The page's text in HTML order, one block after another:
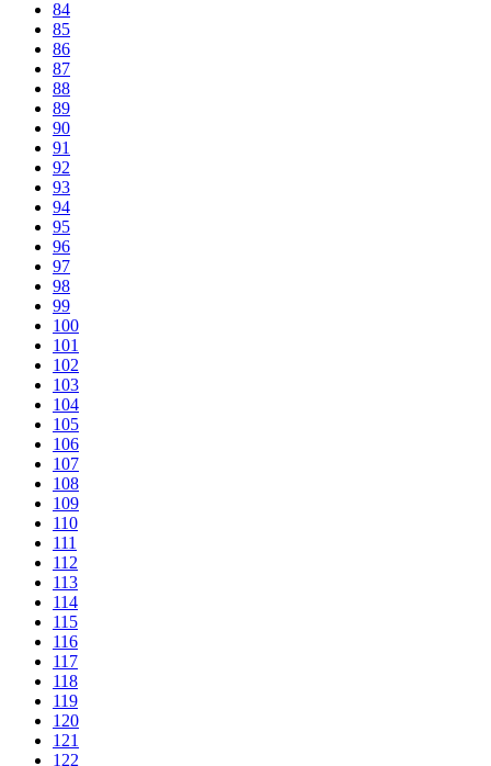
84
85
86
87
88
89
90
91
92
93
94
95
96
97
98
99
100
101
102
103
104
105
106
107
108
109
110
111
112
113
114
115
116
117
118
119
120
121
122